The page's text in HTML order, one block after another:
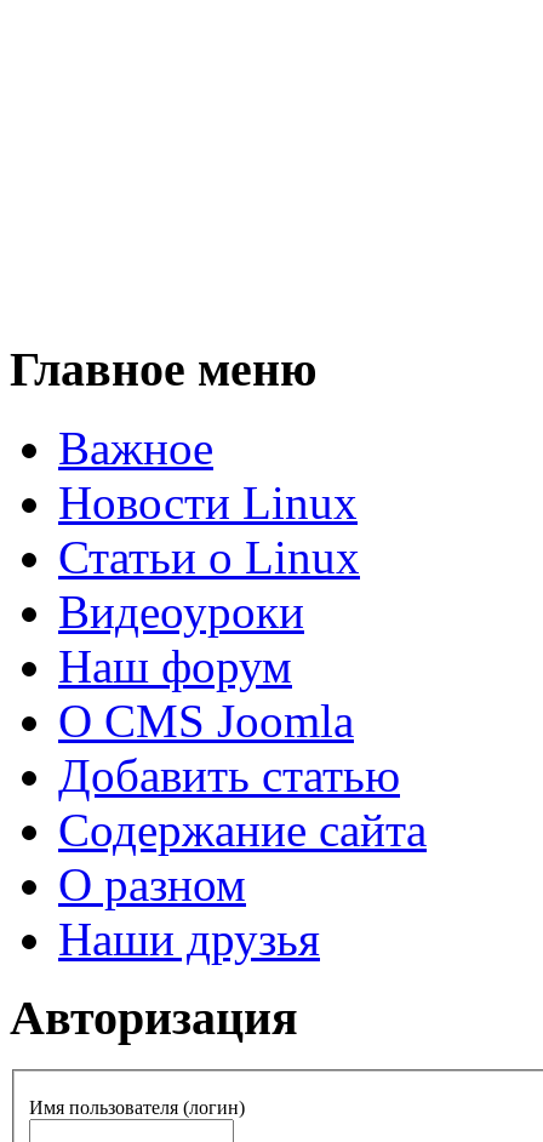
Главное меню
Важное
Новости Linux
Статьи о Linux
Видеоуроки
Наш форум
О CMS Joomla
Добавить статью
Содержание сайта
О разном
Наши друзья
Авторизация
Имя пользователя (логин)